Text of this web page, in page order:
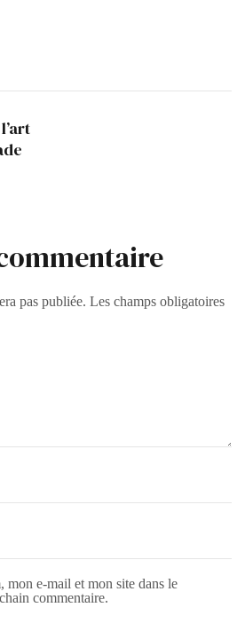
pas publiée. Les champs obligatoires
mon e-mail et mon site dans le
commentaire.